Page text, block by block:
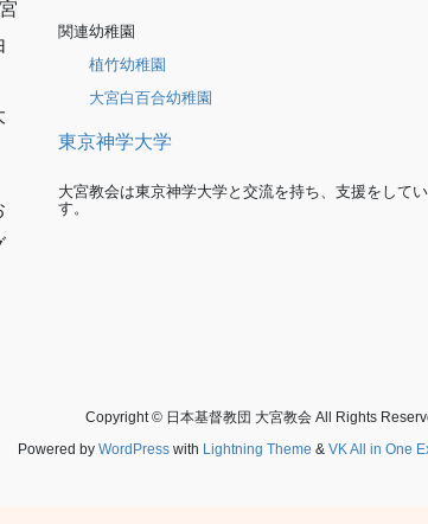
関連幼稚園
植竹幼稚園
大宮白百合幼稚園
東京神学大学
大宮教会は東京神学大学と交流を持ち、支援をしてい
す。
Copyright © 日本基督教団 大宮教会 All Rights
Powered by WordPresswith Lightning Theme & VK All in One